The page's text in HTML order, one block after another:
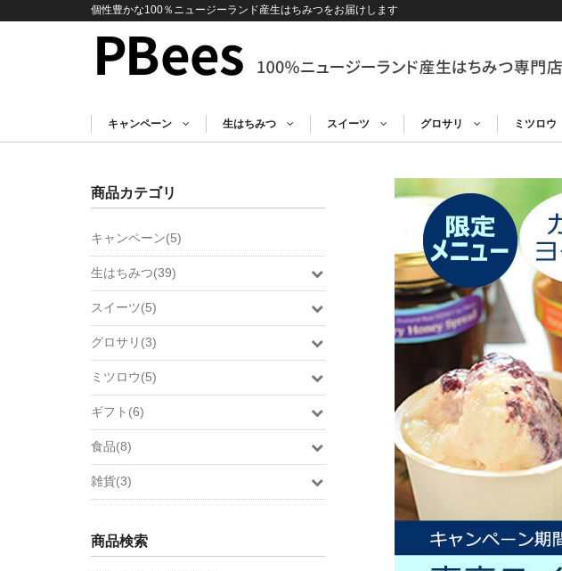
個性豊かな100％ニュージーランド産生はちみつをお届けします
キャンペーン 生はちみつ スイーツ グロサリ ミツロウ
商品カテゴリ
キャンペーン(5)
生はちみつ(39)
スイーツ(5)
グロサリ(3)
ミツロウ(5)
ギフト(6)
食品(8)
雑貨(3)
商品検索